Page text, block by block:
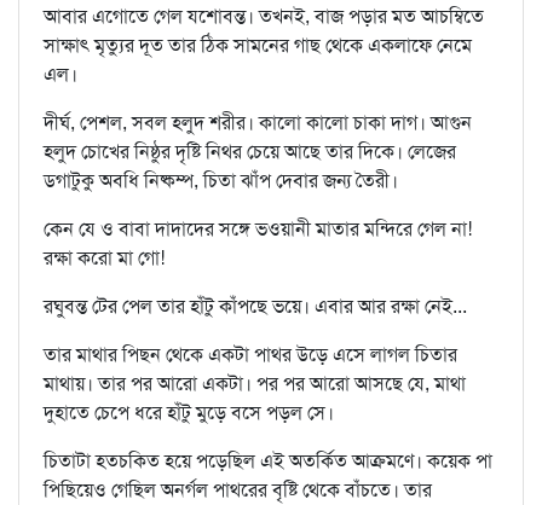
আবার এগোতে গেল যশোবন্ত। তখনই, বাজ পড়ার মত আচম্বিতে
সাক্ষাৎ মৃত্যুর দূত তার ঠিক সামনের গাছ থেকে একলাফে নেমে
এল।
দীর্ঘ, পেশল, সবল হলুদ শরীর। কালো কালো চাকা দাগ। আগুন
হলুদ চোখের নিষ্ঠুর দৃষ্টি নিথর চেয়ে আছে তার দিকে। লেজের
ডগাটুকু অবধি নিষ্কম্প, চিতা ঝাঁপ দেবার জন্য তৈরী।
কেন যে ও বাবা দাদাদের সঙ্গে ভওয়ানী মাতার মন্দিরে গেল না!
রক্ষা করো মা গো!
রঘুবন্ত টের পেল তার হাঁটু কাঁপছে ভয়ে। এবার আর রক্ষা নেই...
তার মাথার পিছন থেকে একটা পাথর উড়ে এসে লাগল চিতার
মাথায়। তার পর আরো একটা। পর পর আরো আসছে যে, মাথা
দুহাতে চেপে ধরে হাঁটু মুড়ে বসে পড়ল সে।
চিতাটা হতচকিত হয়ে পড়েছিল এই অতর্কিত আক্রমণে। কয়েক পা
পিছিয়েও গেছিল অনর্গল পাথরের বৃষ্টি থেকে বাঁচতে। তার